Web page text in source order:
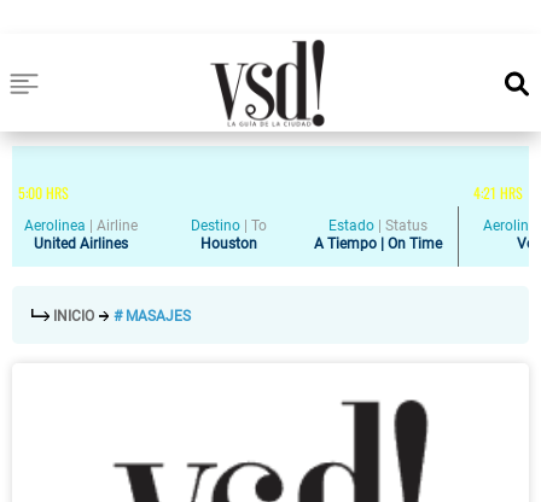
5:00HRS 4:21 HRS
Aerolinea
Airline
United Airlines
Destino
To
Houston
Estado
Status
A Tiempo | On Time
INICIO # MASAJES